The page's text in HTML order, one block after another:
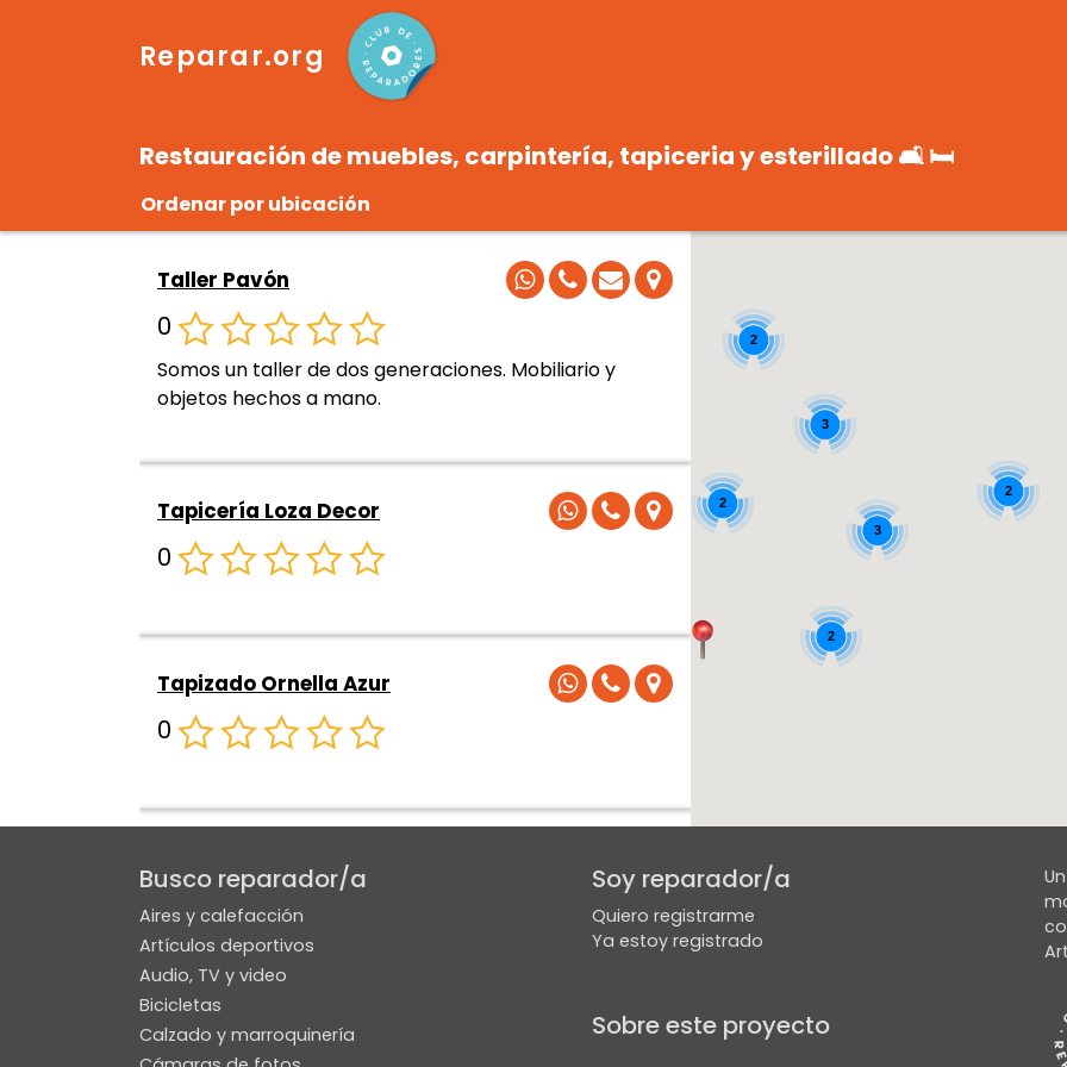
Reparar.org
Restauración de muebles, carpintería, tapiceria y esterillado 🛋 🛏
Ordenar por ubicación
Taller Pavón
0
Somos un taller de dos generaciones. Mobiliario y
objetos hechos a mano.
Tapicería Loza Decor
0
Tapizado Ornella Azur
0
3
2
3
2
2
2
Busco reparador/a
Aires y calefacción
Artículos deportivos
Audio, TV y video
Bicicletas
Calzado y marroquinería
Soy reparador/a
Quiero registrarme
Ya estoy registrado
Sobre este proyecto